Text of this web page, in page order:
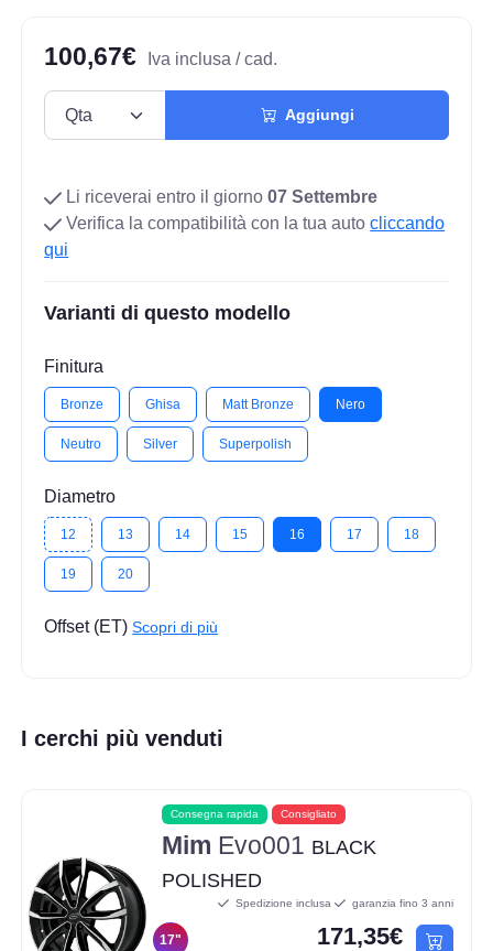
100,67€ Iva inclusa / cad.
Aggiungi
Li riceverai entro il giorno07 Settembre
Verifica la compatibilità con la tua autocliccando
qui
Varianti di questo modello
Finitura
Bronze Ghisa Matt Bronze Nero
Neutro Silver Superpolish
Diametro
12 13 14 15 16 17 18
19 20
Offset (ET)Scopri di più
I cerchi più venduti
Consegna rapida Consigliato
Mim Evo001 BLACK
POLISHED
17"
Spedizione inclusa garanzia fino 3 anni
171,35€